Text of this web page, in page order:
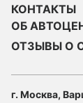
КОНТАКТЫ
ОБ
ОТЗЫВЫ О
г. Москва,